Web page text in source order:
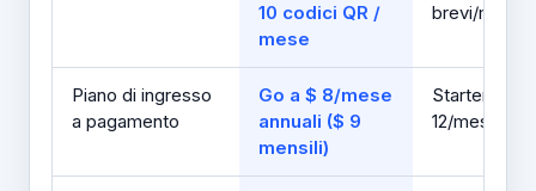
10 codici QR /
mese
brevi/mese
Piano di ingresso
a pagamento
Go a $ 8/mese
annuali ($ 9
mensili)
Starter a $
12/mese